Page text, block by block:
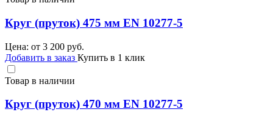
Круг (пруток) 475 мм EN 10277-5
Цена: от 3 200 руб.
Добавить в заказ Купить в 1 клик
Товар в наличии
Круг (пруток) 470 мм EN 10277-5